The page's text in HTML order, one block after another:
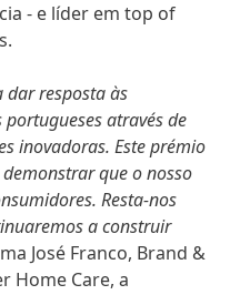
- e líder em top of
resposta às
através de
inovadoras. Este prémio
que o nosso
Resta-nos
a construir
José Franco, Brand &
Home Care, a